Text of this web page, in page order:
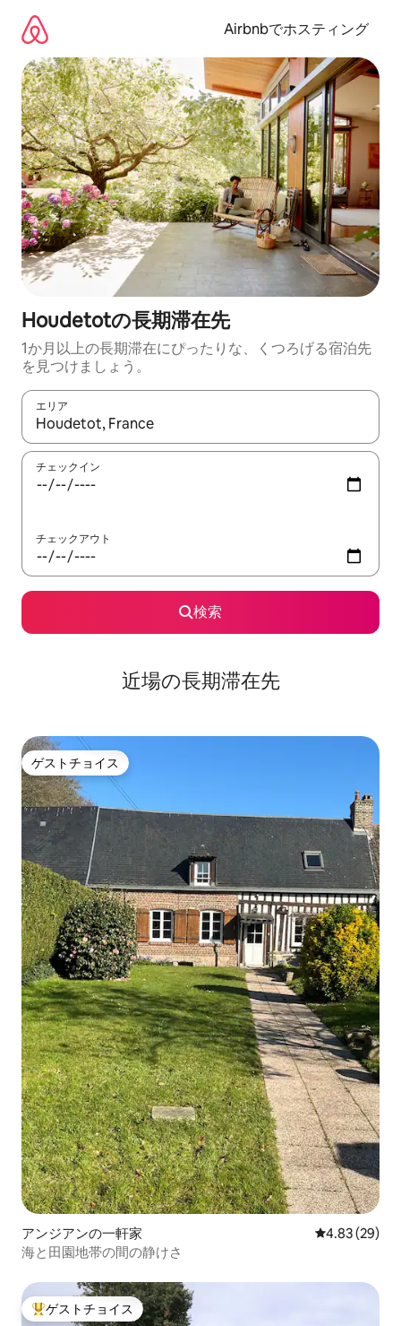
Airbnbでホスティング
Houdetotの長期滞在先
1か月以上の長期滞在にぴったりな、くつろげる宿泊先
を見つけましょう。
エリア
検索結果が表示されたら、上下の矢印キーを使って移動するか
チェックイン
チェックアウト
検索
近場の長期滞在先
ゲストチョイス
ゲストチョイス
アンジアンの一軒家 レビュー29
4.83 (29)
海と田園地帯の間の静けさ
大好評のゲストチョイスです。
ゲストチョイス